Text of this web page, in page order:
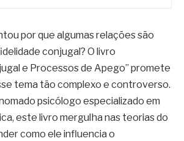
por que algumas relações são
conjugal? O livro
e Processos de Apego” promete
tema tão complexo e controverso.
psicólogo especializado em
este livro mergulha nas teorias do
como ele influencia o